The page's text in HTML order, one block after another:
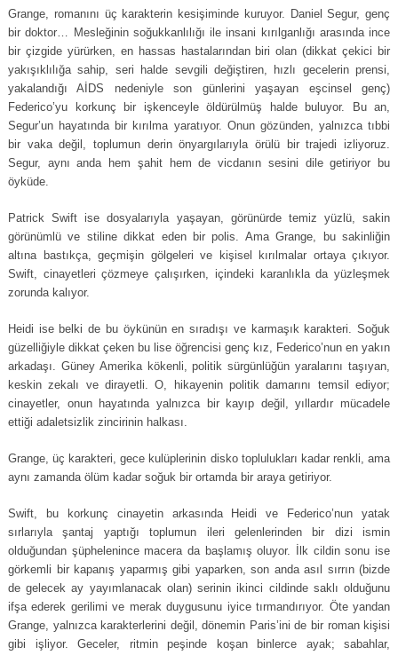
Grange, romanını üç karakterin kesişiminde kuruyor. Daniel Segur, genç
bir doktor… Mesleğinin soğukkanlılığı ile insani kırılganlığı arasında ince
bir çizgide yürürken, en hassas hastalarından biri olan (dikkat çekici bir
yakışıklılığa sahip, seri halde sevgili değiştiren, hızlı gecelerin prensi,
yakalandığı AİDS nedeniyle son günlerini yaşayan eşcinsel genç)
Federico’yu korkunç bir işkenceyle öldürülmüş halde buluyor. Bu an,
Segur’un hayatında bir kırılma yaratıyor. Onun gözünden, yalnızca tıbbi
bir vaka değil, toplumun derin önyargılarıyla örülü bir trajedi izliyoruz.
Segur, aynı anda hem şahit hem de vicdanın sesini dile getiriyor bu
öyküde.
Patrick Swift ise dosyalarıyla yaşayan, görünürde temiz yüzlü, sakin
görünümlü ve stiline dikkat eden bir polis. Ama Grange, bu sakinliğin
altına bastıkça, geçmişin gölgeleri ve kişisel kırılmalar ortaya çıkıyor.
Swift, cinayetleri çözmeye çalışırken, içindeki karanlıkla da yüzleşmek
zorunda kalıyor.
Heidi ise belki de bu öykünün en sıradışı ve karmaşık karakteri. Soğuk
güzelliğiyle dikkat çeken bu lise öğrencisi genç kız, Federico’nun en yakın
arkadaşı. Güney Amerika kökenli, politik sürgünlüğün yaralarını taşıyan,
keskin zekalı ve dirayetli. O, hikayenin politik damarını temsil ediyor;
cinayetler, onun hayatında yalnızca bir kayıp değil, yıllardır mücadele
ettiği adaletsizlik zincirinin halkası.
Grange, üç karakteri, gece kulüplerinin disko toplulukları kadar renkli, ama
aynı zamanda ölüm kadar soğuk bir ortamda bir araya getiriyor.
Swift, bu korkunç cinayetin arkasında Heidi ve Federico’nun yatak
sırlarıyla şantaj yaptığı toplumun ileri gelenlerinden bir dizi ismin
olduğundan şüphelenince macera da başlamış oluyor. İlk cildin sonu ise
görkemli bir kapanış yaparmış gibi yaparken, son anda asıl sırrın (bizde
de gelecek ay yayımlanacak olan) serinin ikinci cildinde saklı olduğunu
ifşa ederek gerilimi ve merak duygusunu iyice tırmandırıyor. Öte yandan
Grange, yalnızca karakterlerini değil, dönemin Paris’ini de bir roman kişisi
gibi işliyor. Geceler, ritmin peşinde koşan binlerce ayak; sabahlar,